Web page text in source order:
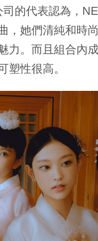
的代表認為，
，她們清純和時
力。而且組合內
塑性很高。